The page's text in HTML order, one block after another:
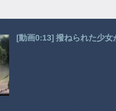
[動画0:13] 撥ねられた少女